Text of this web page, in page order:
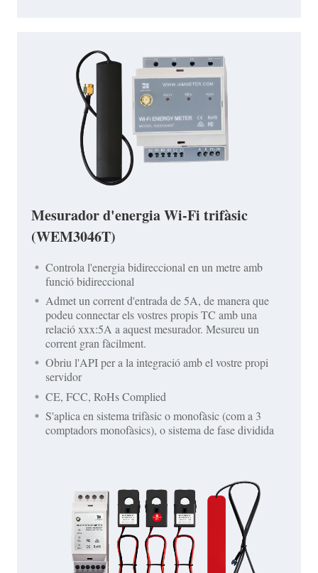
Mesurador d'energia Wi-Fi trifàsic
(WEM3046T)
Controla l'energia bidireccional en un metre amb
funció bidireccional
Admet un corrent d'entrada de 5A, de manera que
podeu connectar els vostres propis TC amb una
relació xxx:5A a aquest mesurador. Mesureu un
corrent gran fàcilment.
Obriu l'API per a la integració amb el vostre propi
servidor
CE, FCC, RoHs Complied
S'aplica en sistema trifàsic o monofàsic (com a 3
comptadors monofàsics), o sistema de fase dividida